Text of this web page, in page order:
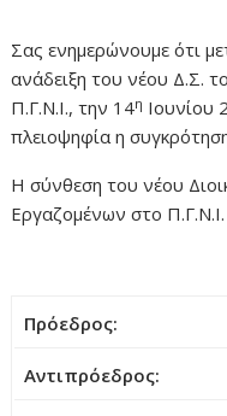
Σας ενημερώνουμε ότι
ανάδειξη του νέου Δ.Σ.
Π.Γ.Ν.Ι., την 14η Ιουνίου
πλειοψηφία η
Η σύνθεση του νέου
Εργαζομένων στο Π.Γ.Ν.Ι.
Πρόεδρος:
Αντιπρόεδρος: